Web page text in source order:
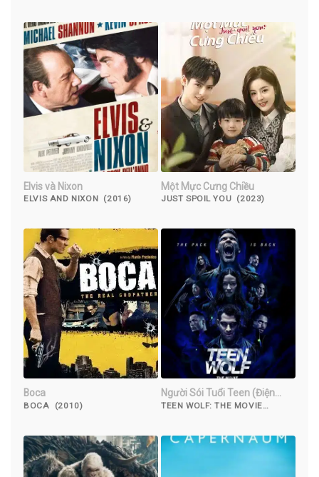
Elvis và Nixon
ELVIS AND NIXON (2016)
Một Mực Cưng Chiều
JUST SPOIL YOU (2023)
Boca
BOCA (2010)
Người Sói Tuổi Teen (Điện
Ảnh)
TEEN WOLF: THE MOVIE